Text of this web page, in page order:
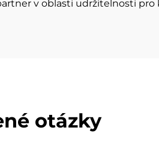
v oblasti udržitelnosti pro
otázky